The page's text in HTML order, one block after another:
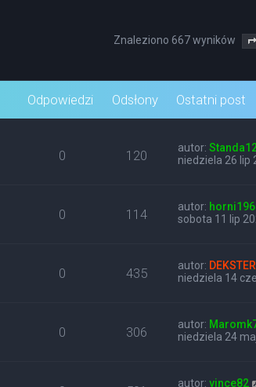
Znaleziono 667 wyników
Odpowiedzi Odsłony Ostatni post
0 120 autor:
niedziela 26 lip
0 114 autor:
sobota 11 lip
0 435 autor: DEKSTER
niedziela 14
0 306 autor:
niedziela 24
autor:vince82